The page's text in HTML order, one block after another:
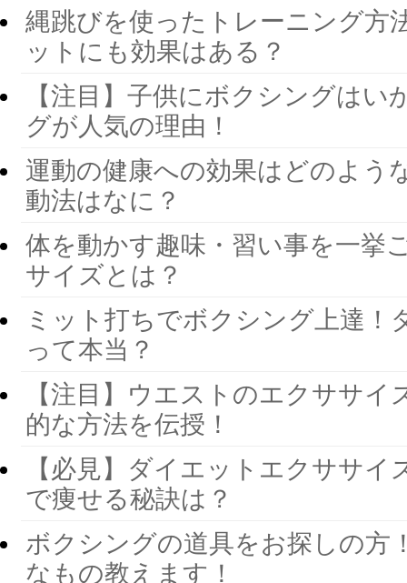
縄跳びを使ったトレーニング方
ットにも効果はある？
【注目】子供にボクシングは
グが人気の理由！
運動の健康への効果はどのよう
動法はなに？
体を動かす趣味・習い事を一挙
サイズとは？
ミット打ちでボクシング上達！
って本当？
【注目】ウエストのエクササ
的な方法を伝授！
【必見】ダイエットエクササイ
で痩せる秘訣は？
ボクシングの道具をお探しの方
なもの教えます！